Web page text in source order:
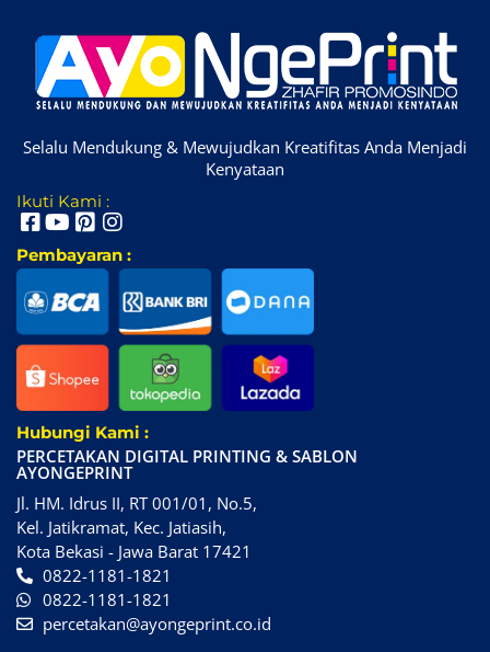
Selalu Mendukung & Mewujudkan Kreatifitas Anda Menjadi
Kenyataan
Ikuti Kami :
Pembayaran :
Hubungi Kami :
PERCETAKAN DIGITAL PRINTING & SABLON
AYONGEPRINT
Jl. HM. Idrus II, RT 001/01, No.5,
Kel. Jatikramat, Kec. Jatiasih,
Kota Bekasi - Jawa Barat 17421
0822-1181-1821
0822-1181-1821
percetakan@ayongeprint.co.id